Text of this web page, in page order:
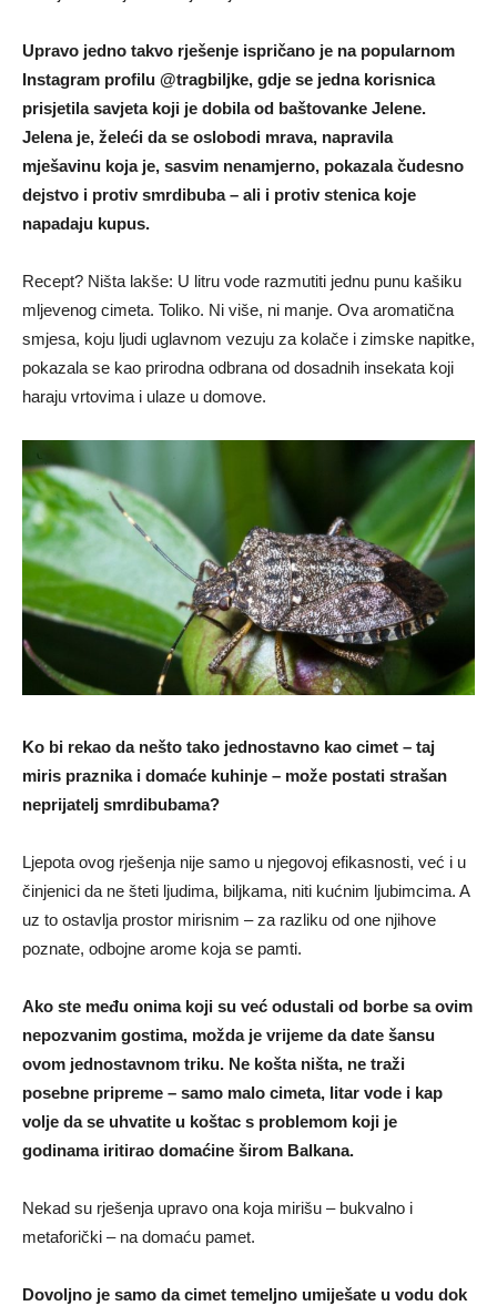
Upravo jedno takvo rješenje ispričano je na popularnom
Instagram profilu @tragbiljke, gdje se jedna korisnica
prisjetila savjeta koji je dobila od baštovanke Jelene.
Jelena je, želeći da se oslobodi mrava, napravila
mješavinu koja je, sasvim nenamjerno, pokazala čudesno
dejstvo i protiv smrdibuba – ali i protiv stenica koje
napadaju kupus.
Recept? Ništa lakše: U litru vode razmutiti jednu punu kašiku
mljevenog cimeta. Toliko. Ni više, ni manje. Ova aromatična
smjesa, koju ljudi uglavnom vezuju za kolače i zimske napitke,
pokazala se kao prirodna odbrana od dosadnih insekata koji
haraju vrtovima i ulaze u domove.
Ko bi rekao da nešto tako jednostavno kao cimet – taj
miris praznika i domaće kuhinje – može postati strašan
neprijatelj smrdibubama?
Ljepota ovog rješenja nije samo u njegovoj efikasnosti, već i u
činjenici da ne šteti ljudima, biljkama, niti kućnim ljubimcima. A
uz to ostavlja prostor mirisnim – za razliku od one njihove
poznate, odbojne arome koja se pamti.
Ako ste među onima koji su već odustali od borbe sa ovim
nepozvanim gostima, možda je vrijeme da date šansu
ovom jednostavnom triku. Ne košta ništa, ne traži
posebne pripreme – samo malo cimeta, litar vode i kap
volje da se uhvatite u koštac s problemom koji je
godinama iritirao domaćine širom Balkana.
Nekad su rješenja upravo ona koja mirišu – bukvalno i
metaforički – na domaću pamet.
Dovoljno je samo da cimet temeljno umiješate u vodu dok